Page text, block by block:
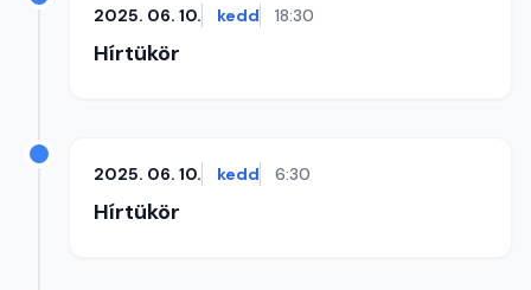
2025. 06. 10. kedd 18:30
Hírtükör
2025. 06. 10. kedd 6:30
Hírtükör